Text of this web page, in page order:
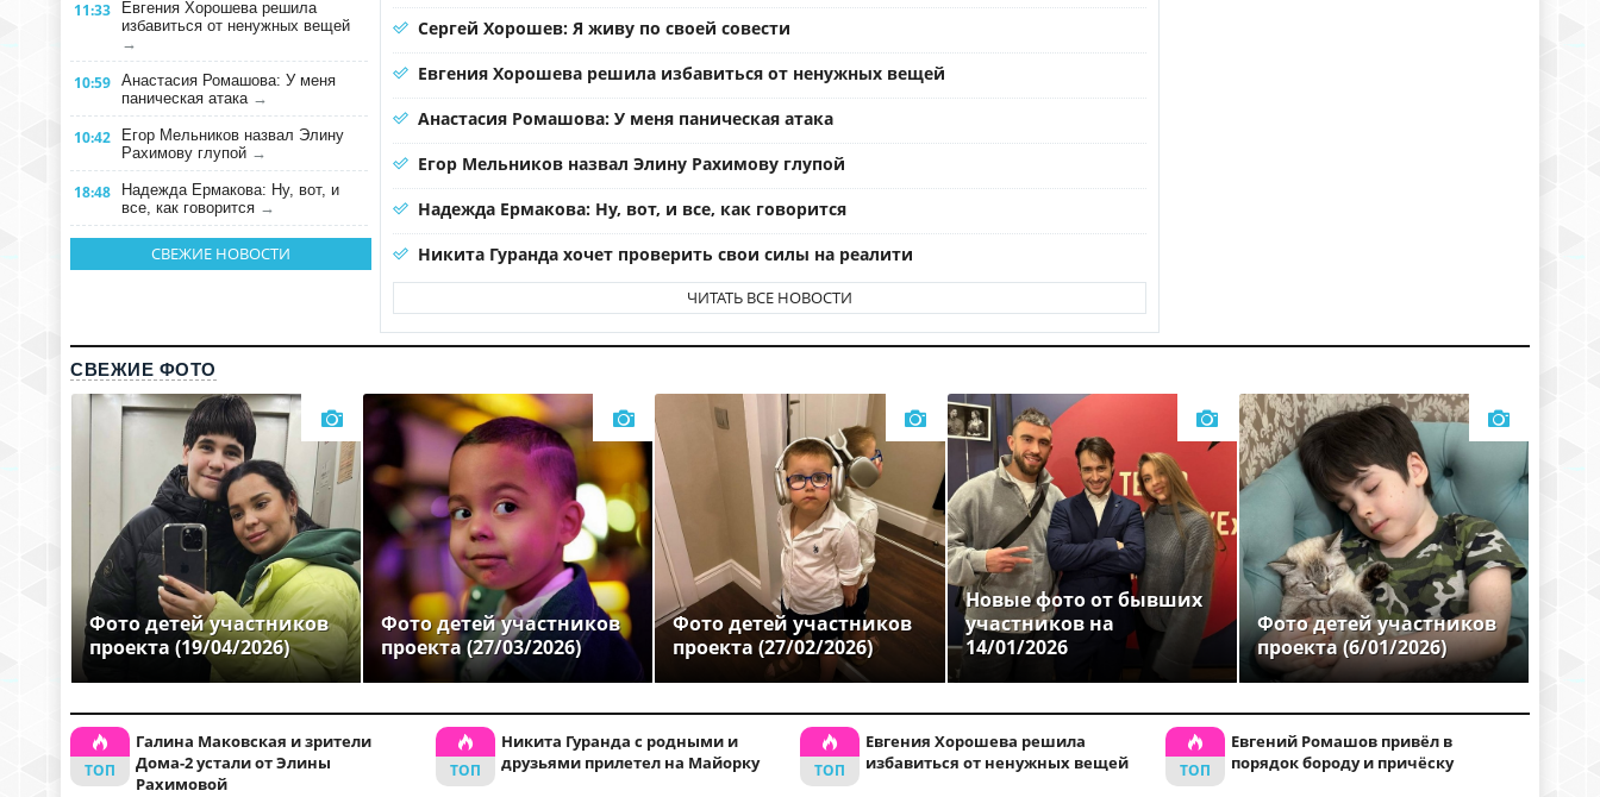
11:33
Евгения Хорошева решила
избавиться от ненужных вещей
→
10:59 Анастасия Ромашова: У меня
паническая атака →
10:42
Егор Мельников назвал Элину
Рахимову глупой →
18:48
Надежда Ермакова: Ну, вот, и
все, как говорится →
СВЕЖИЕ НОВОСТИ
Сергей Хорошев: Я живу по своей совести
Евгения Хорошева решила избавиться от ненужных вещей
Анастасия Ромашова: У меня паническая атака
Егор Мельников назвал Элину Рахимову глупой
Надежда Ермакова: Ну, вот, и все, как говорится
Никита Гуранда хочет проверить свои силы на реалити
ЧИТАТЬ ВСЕ НОВОСТИ
СВЕЖИЕ ФОТО
Фото детей участников
проекта (19/04/2026)
Фото детей участников
проекта (27/03/2026)
Фото детей участников
проекта (27/02/2026)
Новые фото от бывших
участников на
14/01/2026
Фото детей участников
проекта (6/01/2026)
Галина Маковская и зрители
Дома-2 устали от Элины
Рахимовой
Никита Гуранда с родными и
друзьями прилетел на Майорку
Евгения Хорошева решила
избавиться от ненужных вещей
Евгений Ромашов привёл в
порядок бороду и причёску